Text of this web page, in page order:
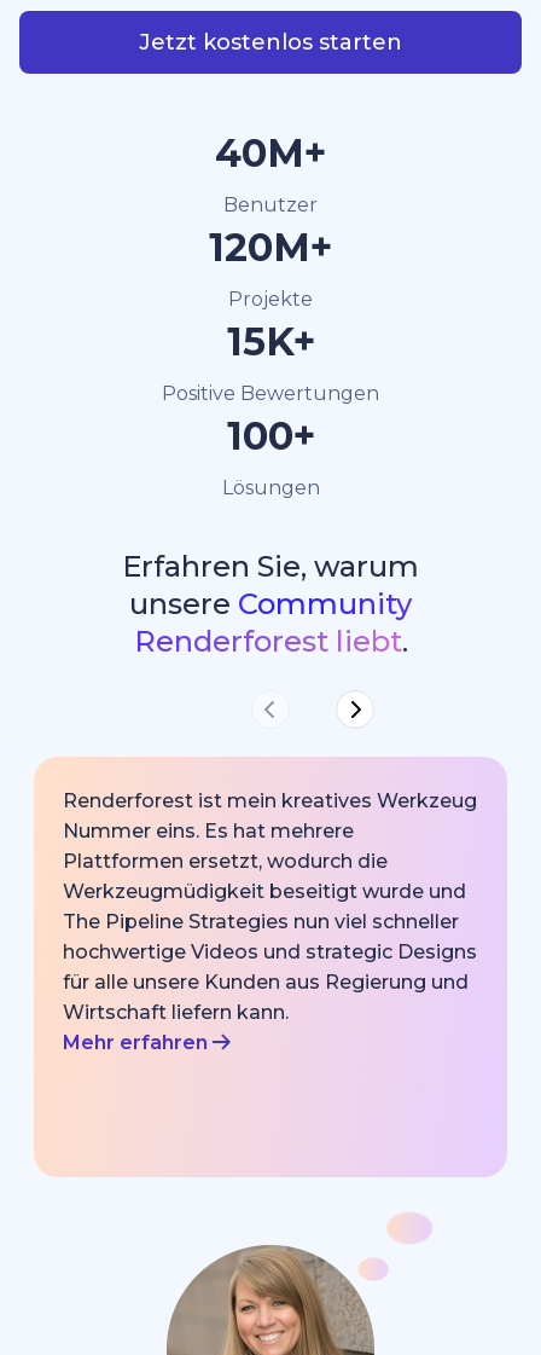
Jetzt kostenlos starten
40M+
Benutzer
120M+
Projekte
15K+
Positive Bewertungen
100+
Lösungen
Erfahren Sie, warum
unsere Community
Renderforest liebt.
Renderforest ist mein kreatives Werkzeug
Nummer eins. Es hat mehrere
Plattformen ersetzt, wodurch die
Werkzeugmüdigkeit beseitigt wurde und
The Pipeline Strategies nun viel schneller
hochwertige Videos und strategic Designs
für alle unsere Kunden aus Regierung und
Wirtschaft liefern kann.
Mehr erfahren